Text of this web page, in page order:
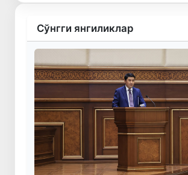
Сўнгги янгиликлар